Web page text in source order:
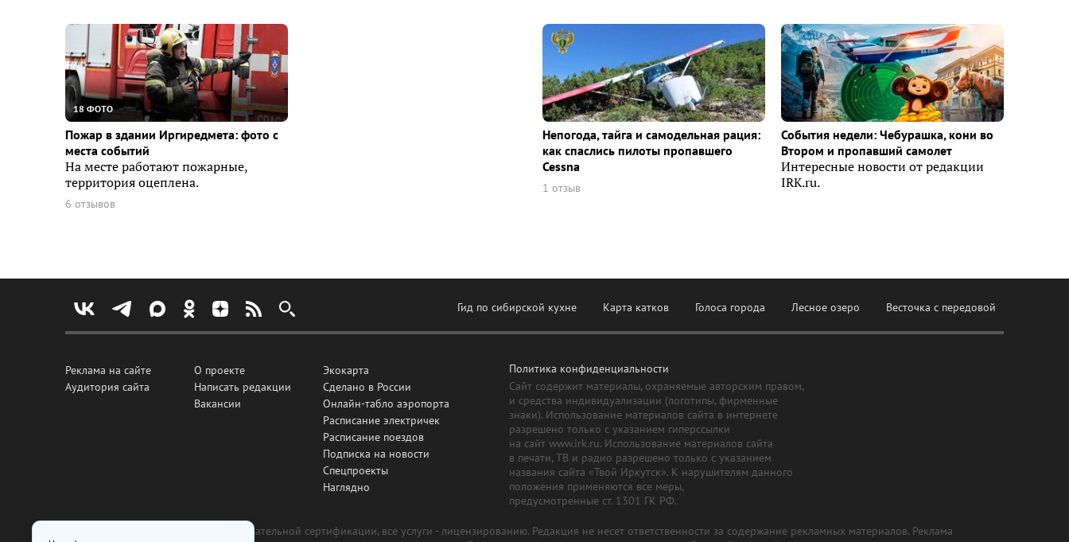
18 ФОТО
Пожар в здании Иргиредмета: фото с
места событий
На месте работают пожарные,
территория оцеплена.
6 отзывов
Непогода, тайга и самодельная рация:
как спаслись пилоты пропавшего
Cessna
1 отзыв
События недели: Чебурашка, кони во
Втором и пропавший самолет
Интересные новости от редакции
IRK.ru.
Гид по сибирской кухне Карта катков Голоса города Лесное озеро Весточка с передовой
Реклама на сайте
Аудитория сайта
О проекте
Написать редакции
Вакансии
Экокарта
Сделано в России
Онлайн-табло аэропорта
Расписание электричек
Расписание поездов
Подписка на новости
Спецпроекты
Наглядно
Политика конфиденциальности
Сайт содержит материалы, охраняемые авторским правом,
и средства индивидуализации (логотипы, фирменные
знаки). Использование материалов сайта в интернете
разрешено только с указанием гиперссылки
на сайт www.irk.ru. Использование материалов сайта
в печати, ТВ и радио разрешено только с указанием
названия сайта «Твой Иркутск». К нарушителям данного
положения применяются все меры,
предусмотренные ст. 1301 ГК РФ.
Все рекламные товары подлежат обязательной сертификации, все услуги - лицензированию. Редакция не несет ответственности за содержание рекламных материалов. Реклама